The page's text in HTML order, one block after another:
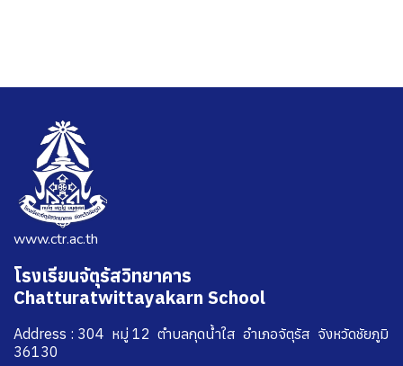
www.ctr.ac.th
โรงเรียนจัตุรัสวิทยาคาร
Chatturatwittayakarn School
Address : 304 หมู่ 12 ตำบลกุดน้ำใส อำเภอจัตุรัส จังหวัดชัยภูมิ
36130